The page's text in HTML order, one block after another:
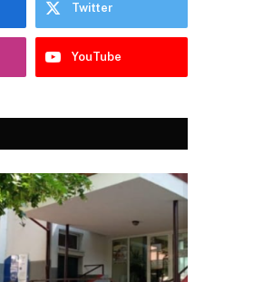
Twitter
YouTube